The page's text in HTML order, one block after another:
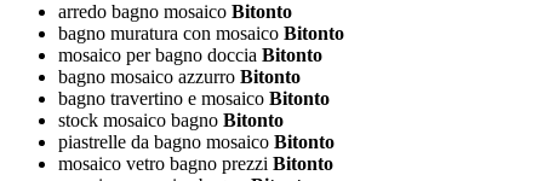
arredo bagno mosaico Bitonto
bagno muratura con mosaico Bitonto
mosaico per bagno doccia Bitonto
bagno mosaico azzurro Bitonto
bagno travertino e mosaico Bitonto
stock mosaico bagno Bitonto
piastrelle da bagno mosaico Bitonto
mosaico vetro bagno prezzi Bitonto